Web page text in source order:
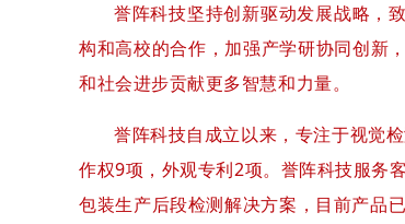
誉阵科技坚持创新驱动发展战略，
构和高校的合作，加强产学研协同创新
和社会进步贡献更多智慧和力量。
誉阵科技自成立以来，专注于视觉
作权9项，外观专利2项。誉阵科技服务
包装生产后段检测解决方案，目前产品